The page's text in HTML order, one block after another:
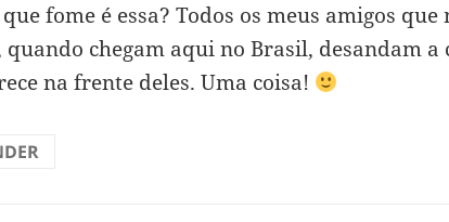
fome é essa? Todos os meus amigos
chegam aqui no Brasil, desandam a
na frente deles. Uma coisa!